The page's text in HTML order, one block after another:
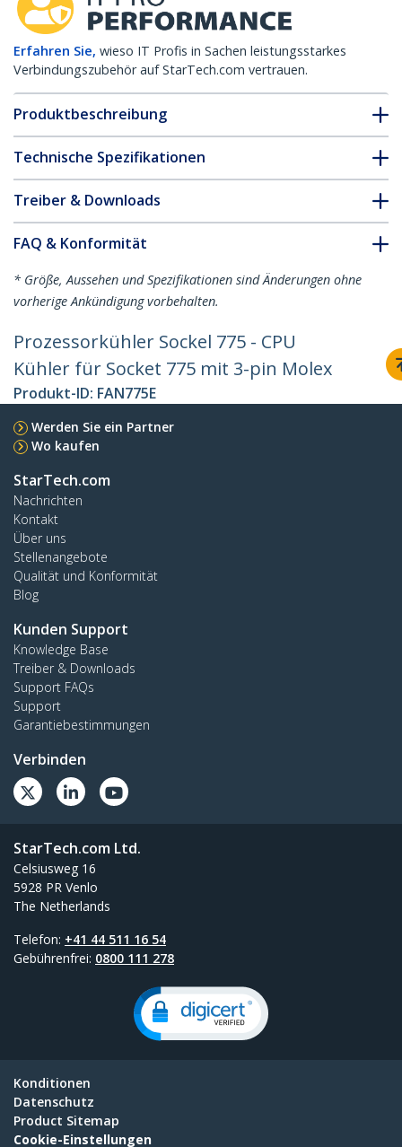
Erfahren Sie, wieso IT Profis in Sachen leistungsstarkes
Verbindungszubehör auf StarTech.com vertrauen.
Produktbeschreibung
Technische Spezifikationen
Treiber & Downloads
FAQ & Konformität
* Größe, Aussehen und Spezifikationen sind Änderungen ohne
vorherige Ankündigung vorbehalten.
Prozessorkühler Sockel 775 - CPU
Kühler für Socket 775 mit 3-pin Molex
Produkt-ID: FAN775E
Werden Sie ein Partner
Wo kaufen
StarTech.com
Nachrichten
Kontakt
Über uns
Stellenangebote
Qualität und Konformität
Blog
Kunden Support
Knowledge Base
Treiber & Downloads
Support FAQs
Support
Garantiebestimmungen
Verbinden
StarTech.com Ltd.
Celsiusweg 16
5928 PR Venlo
The Netherlands
Telefon: +41 44 511 16 54
Gebührenfrei: 0800 111 278
Konditionen
Datenschutz
Product Sitemap
Cookie-Einstellungen